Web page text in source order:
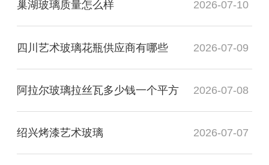
巢湖玻璃质量怎么样 2026-07-10
四川艺术玻璃花瓶供应商有哪些 2026-07-09
阿拉尔玻璃拉丝瓦多少钱一个平方 2026-07-08
绍兴烤漆艺术玻璃 2026-07-07